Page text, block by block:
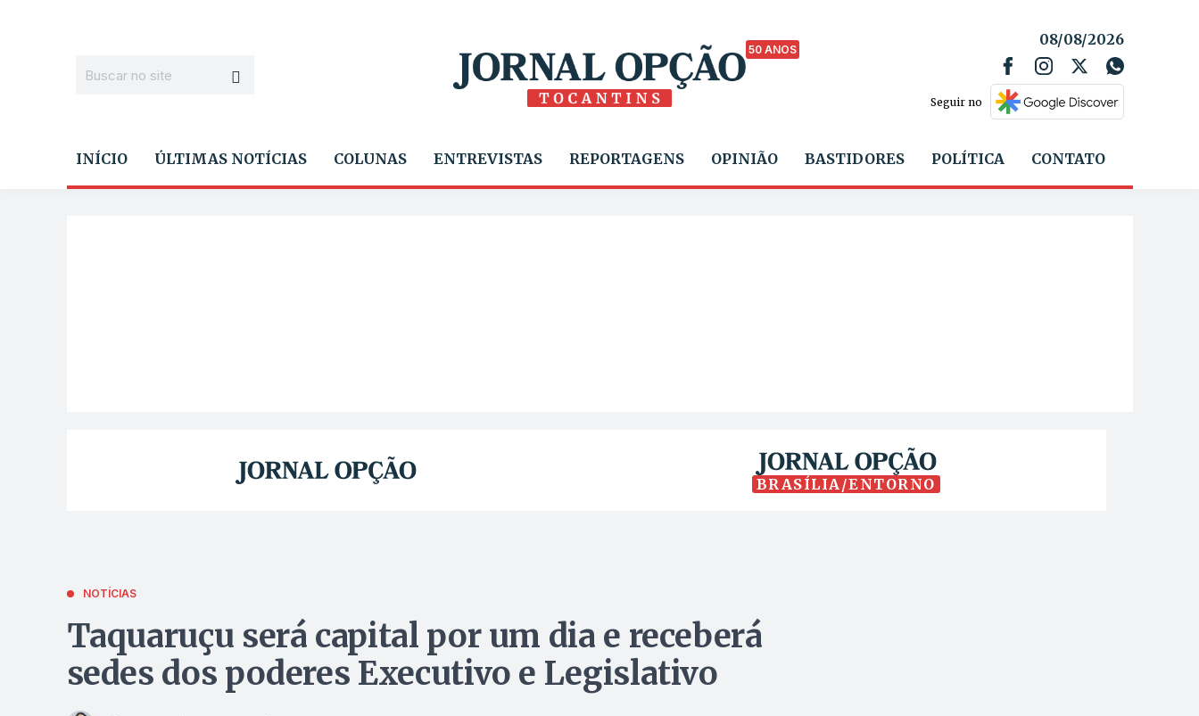
50 ANOS
08/08/2026
Seguir no
INÍCIO ÚLTIMAS NOTÍCIAS COLUNAS ENTREVISTAS REPORTAGENS OPINIÃO BASTIDORES POLÍTICA CONTATO
BRASÍLIA/ENTORNO
NOTÍCIAS
Taquaruçu será capital por um dia e receberá
sedes dos poderes Executivo e Legislativo